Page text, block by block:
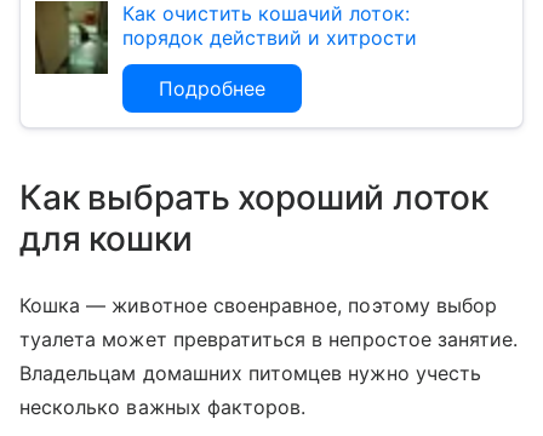
Как очистить кошачий лоток:
порядок действий и хитрости
Подробнее
Как выбрать хороший лоток
для кошки
Кошка — животное своенравное, поэтому выбор
туалета может превратиться в непростое занятие.
Владельцам домашних питомцев нужно учесть
несколько важных факторов.